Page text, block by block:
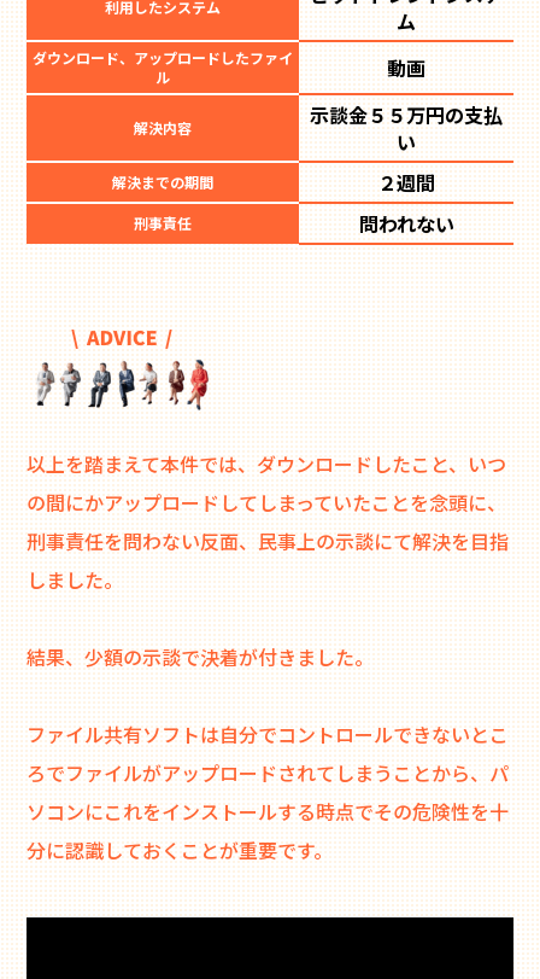
利用したシステム
ム
ダウンロード、アップロードしたファイ
ル
動画
解決内容
示談金５５万円の支払
い
解決までの期間 ２週間
刑事責任 問われない
以上を踏まえて本件では、ダウンロードしたこと、いつ
の間にかアップロードしてしまっていたことを念頭に、
刑事責任を問わない反面、民事上の示談にて解決を目指
しました。
結果、少額の示談で決着が付きました。
ファイル共有ソフトは自分でコントロールできないとこ
ろでファイルがアップロードされてしまうことから、パ
ソコンにこれをインストールする時点でその危険性を十
分に認識しておくことが重要です。